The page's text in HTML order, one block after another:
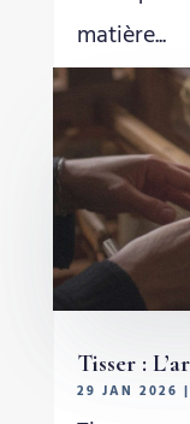
matière...
Tisser :
29 JAN 2026 |